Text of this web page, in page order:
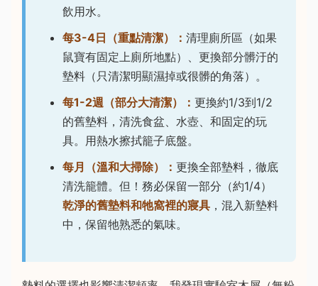
飲用水。
每3-4日（重點清潔）： 清理廁所區（如果
鼠寶有固定上廁所地點）、更換部分髒汙的
墊料（只清潔明顯濕掉或很髒的角落）。
每1-2週（部分大清潔）： 更換約1/3到1/2
的舊墊料，清洗食盆、水壺、和固定的玩
具。用熱水擦拭籠子底盤。
每月（溫和大掃除）： 更換全部墊料，徹底
清洗籠體。但！務必保留一部分（約1/4）
乾淨的舊墊料和牠窩裡的寢具 ，混入新墊料
中，保留牠熟悉的氣味。